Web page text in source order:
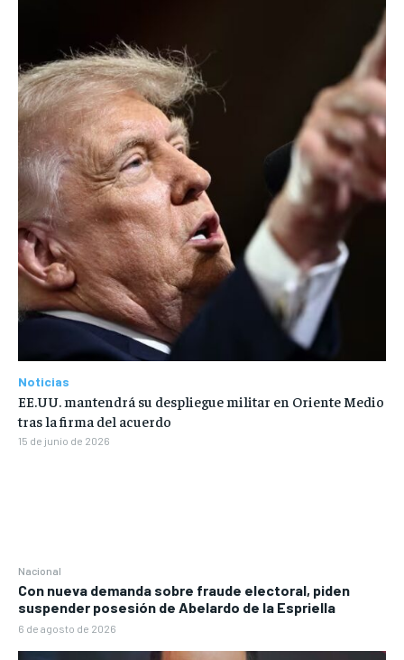
Nacional
Con nueva demanda sobre fraude electoral, piden
suspender posesión de Abelardo de la Espriella
6 de agosto de 2026
Noticias
EE.UU. mantendrá su despliegue militar en Oriente Medio
tras la firma del acuerdo
15 de junio de 2026